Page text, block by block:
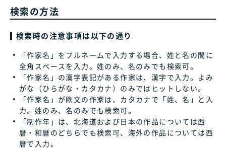
検索の方法
検索時の注意事項は以下の通り
「作家名」をフルネームで入力する場合、姓と名の間に
全角スペースを入力。姓のみ、名のみでも検索可。
「作家名」の漢字表記がある作家は、漢字で入力。よみ
がな（ひらがな・カタカナ）のみではヒットしない。
「作家名」が欧文の作家は、カタカナで「姓、名」と入
力。姓のみ、名のみでも検索可。
「制作年」は、北海道および日本の作品については西
暦・和暦のどちらでも検索可、海外の作品については西
暦で入力。